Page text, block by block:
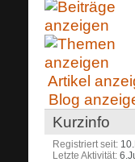
Artikel
Blog
Kurzinfo
Registriert seit
Letzte Aktivität